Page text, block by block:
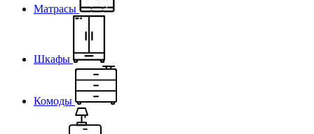
Матрасы
Шкафы
Комоды